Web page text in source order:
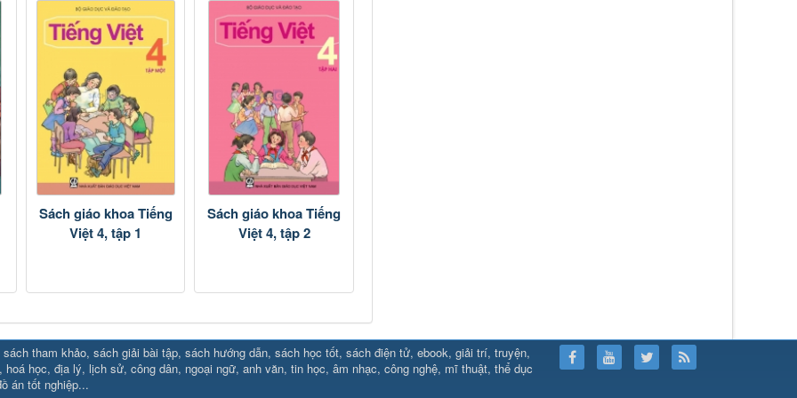
Sách giáo khoa Tiếng
Việt 4, tập 1
Sách giáo khoa Tiếng
Việt 4, tập 2
⇔ https://uk88.rocks ⇔RR88⇔ https://hello8880.net/ ⇔ https://789club24.com/ ⇔https://bomwin.tech/ ⇔ https://789club24.com/
tham khảo, sách giải bài tập, sách hướng dẫn, sách học tốt, sách điện tử, ebook, giải trí, truyện,
học, địa lý, lịch sử, công dân, ngoại ngữ, anh văn, tin học, âm nhạc, công nghệ, mĩ thuật, thể dục
án tốt nghiệp...